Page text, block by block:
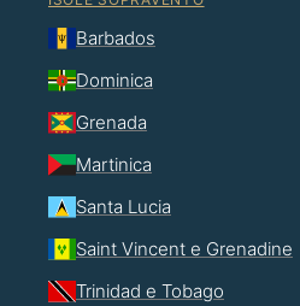
Barbados
Dominica
Grenada
Martinica
Santa Lucia
Saint Vincent e Grenadine
Trinidad e Tobago